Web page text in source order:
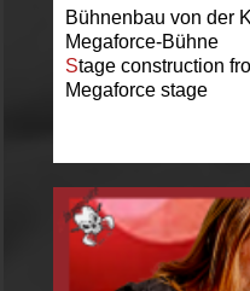
Bühnenbau von der
Megaforce-Bühne
Stage construction
Megaforce stage